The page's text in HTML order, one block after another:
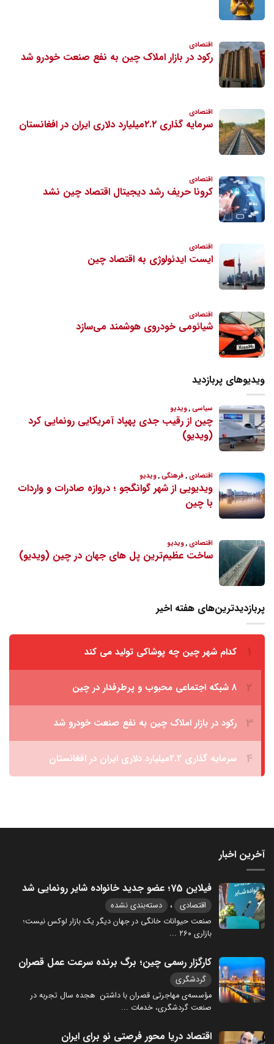
ویدیوهای پربازدید
پربازدیدترین‌های هفته اخیر
آخرین اخبار
فیلاین 75؛ عضو جدید خانواده شایر رونمایی شد
اقتصادی ، دسته‌بندی نشده
صنعت حیوانات خانگی در جهان دیگر یک بازار لوکس نیست؛
بازاری ۲۶۰
...
کارگزار رسمی چین؛ برگ برنده سرعت عمل قصران
گردشگری
مؤسسه‌ی مهاجرتی قصران با داشتن هجده سال تجربه در
صنعت گردشگری، خدمات ...
اقتصاد دریا محور فرصتی نو برای ایران